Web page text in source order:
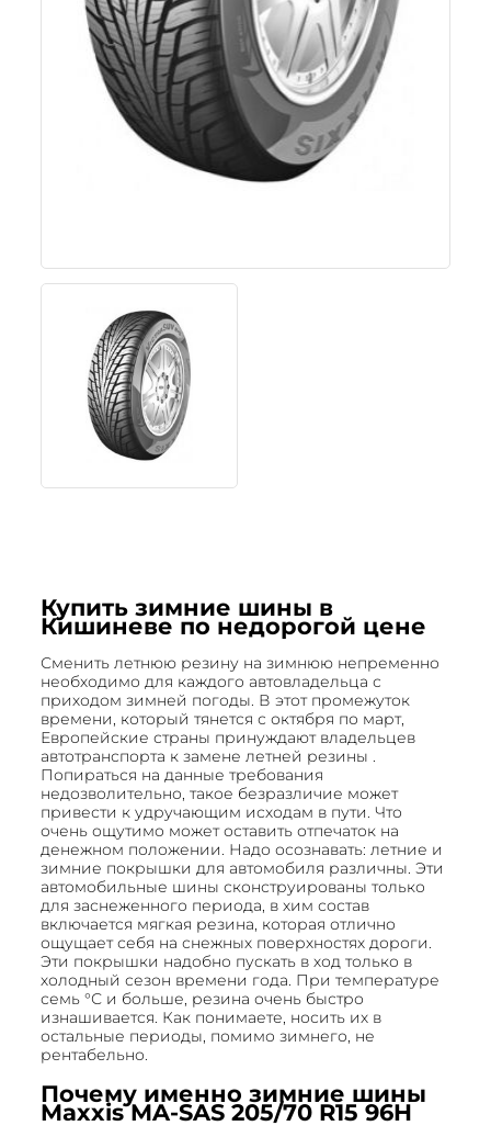
Купить зимние шины в
Кишиневе по недорогой цене
Сменить летнюю резину на зимнюю непременно
необходимо для каждого автовладельца с
приходом зимней погоды. В этот промежуток
времени, который тянется с октября по март,
Европейские страны принуждают владельцев
автотранспорта к замене летней резины .
Попираться на данные требования
недозволительно, такое безразличие может
привести к удручающим исходам в пути. Что
очень ощутимо может оставить отпечаток на
денежном положении. Надо осознавать: летние и
зимние покрышки для автомобиля различны. Эти
автомобильные шины сконструированы только
для заснеженного периода, в хим состав
включается мягкая резина, которая отлично
ощущает себя на снежных поверхностях дороги.
Эти покрышки надобно пускать в ход только в
холодный сезон времени года. При температуре
семь °С и больше, резина очень быстро
изнашивается. Как понимаете, носить их в
остальные периоды, помимо зимнего, не
рентабельно.
Почему именно зимние шины
Maxxis MA-SAS 205/70 R15 96H